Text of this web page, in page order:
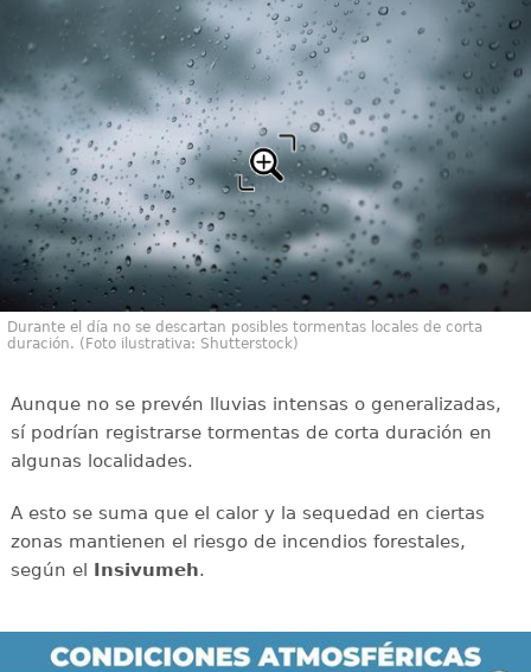
Durante el día no se descartan posibles tormentas locales de corta
duración. (Foto ilustrativa: Shutterstock)
Aunque no se prevén lluvias intensas o generalizadas,
sí podrían registrarse tormentas de corta duración en
algunas localidades.
A esto se suma que el calor y la sequedad en ciertas
zonas mantienen el riesgo de incendios forestales,
según el Insivumeh.